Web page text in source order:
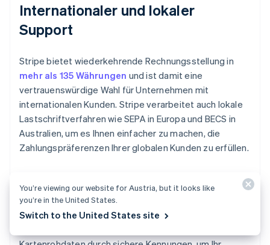
Internationaler und lokaler
Support
Stripe bietet wiederkehrende Rechnungsstellung in
mehr als 135 Währungen und ist damit eine
vertrauenswürdige Wahl für Unternehmen mit
internationalen Kunden. Stripe verarbeitet auch lokale
Lastschriftverfahren wie SEPA in Europa und BECS in
Australien, um es Ihnen einfacher zu machen, die
Zahlungspräferenzen Ihrer globalen Kunden zu erfüllen.
Sicherheit und Compliance
You’re viewing our website for Austria, but it looks like
you’re in the United States.
Switch to the United States site